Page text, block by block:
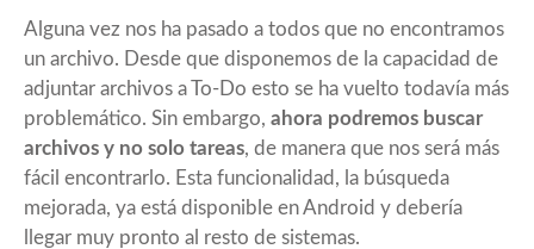
Alguna vez nos ha pasado a todos que no encontramos
un archivo. Desde que disponemos de la capacidad de
adjuntar archivos a To-Do esto se ha vuelto todavía más
problemático. Sin embargo, ahora podremos buscar
archivos y no solo tareas, de manera que nos será más
fácil encontrarlo. Esta funcionalidad, la búsqueda
mejorada, ya está disponible en Android y debería
llegar muy pronto al resto de sistemas.